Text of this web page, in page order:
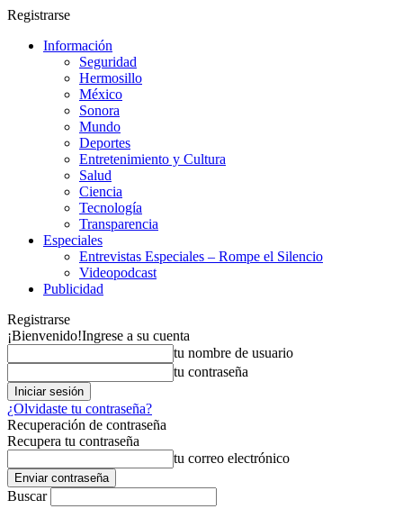
Registrarse
Información
Seguridad
Hermosillo
México
Sonora
Mundo
Deportes
Entretenimiento y Cultura
Salud
Ciencia
Tecnología
Transparencia
Especiales
Entrevistas Especiales – Rompe el Silencio
Videopodcast
Publicidad
Registrarse
¡Bienvenido!Ingrese a su cuenta
tu nombre de usuario
tu contraseña
¿Olvidaste tu contraseña?
Recuperación de contraseña
Recupera tu contraseña
tu correo electrónico
Buscar